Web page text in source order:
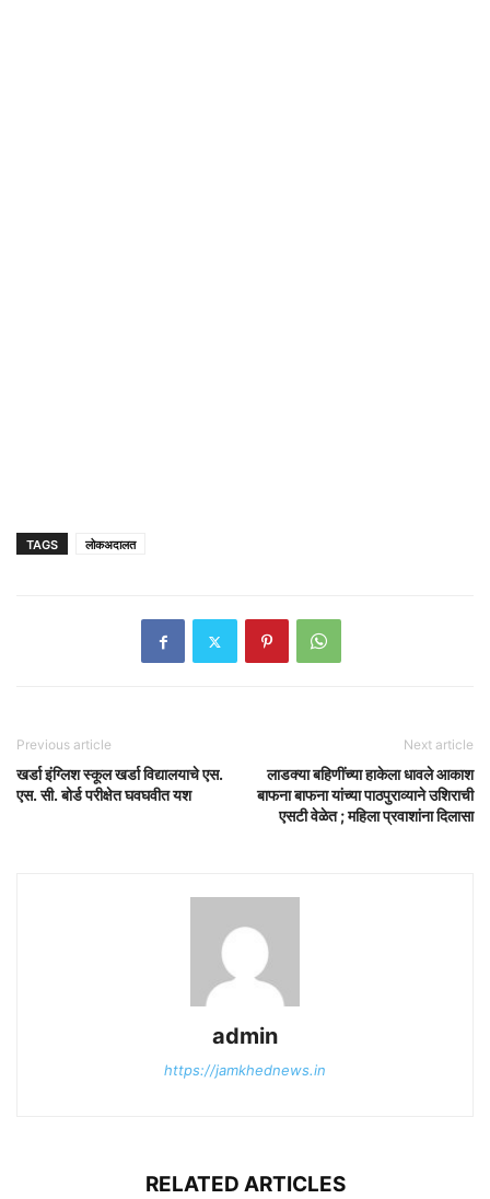
TAGS लोकअदालत
Previous article
खर्डा इंग्लिश स्कूल खर्डा विद्यालयाचे एस.
एस. सी. बोर्ड परीक्षेत घवघवीत यश
Next article
लाडक्या बहिणींच्या हाकेला धावले आकाश
बाफना बाफना यांच्या पाठपुराव्याने उशिराची
एसटी वेळेत ; महिला प्रवाशांना दिलासा
admin
https://jamkhednews.in
RELATED ARTICLES